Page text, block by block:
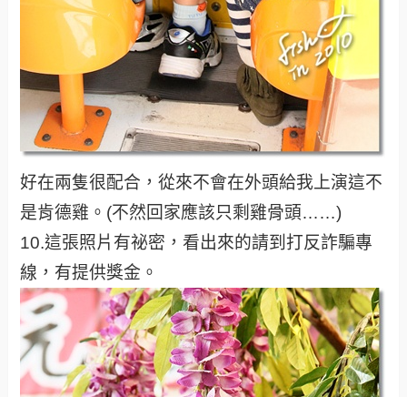
好在兩隻很配合，從來不會在外頭給我上演這不
是肯德雞。(不然回家應該只剩雞骨頭……)
10.這張照片有祕密，看出來的請到打反詐騙專
線，有提供獎金。